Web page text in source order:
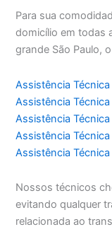
Para sua
domicílio em todas
grande São Paulo,
Assistência
Assistência
Assistência
Assistência
Assistência
Nossos técnicos
evitando qualquer
relacionada ao